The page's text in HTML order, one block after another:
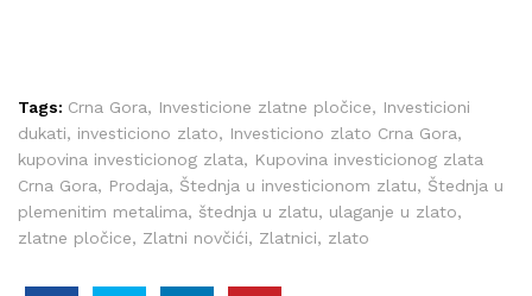
Tags: Crna Gora, Investicione zlatne pločice, Investicioni
dukati, investiciono zlato, Investiciono zlato Crna Gora,
kupovina investicionog zlata, Kupovina investicionog zlata
Crna Gora, Prodaja, Štednja u investicionom zlatu, Štednja u
plemenitim metalima, štednja u zlatu, ulaganje u zlato,
zlatne pločice, Zlatni novčići, Zlatnici, zlato